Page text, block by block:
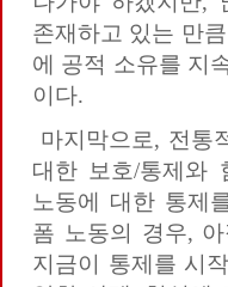
존재하고 있는 만
에 공적 소유를 지
이다.
마지막으로, 전통
대한 보호/통제와
노동에 대한 통제
폼 노동의 경우,
지금이 통제를 시